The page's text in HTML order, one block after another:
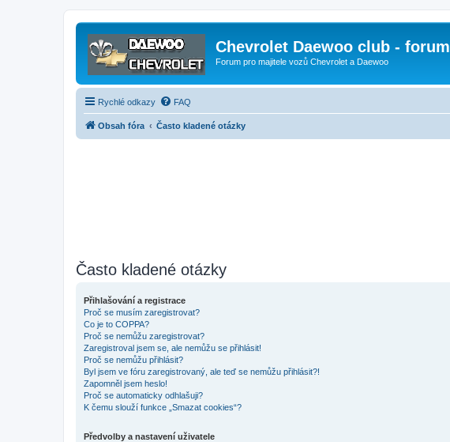
Chevrolet Daewoo club - forum
Forum pro majitele vozů Chevrolet a Daewoo
Rychlé odkazy FAQ
Obsah fóra Často kladené otázky
Často kladené otázky
Přihlašování a registrace
Proč se musím zaregistrovat?
Co je to COPPA?
Proč se nemůžu zaregistrovat?
Zaregistroval jsem se, ale nemůžu se přihlásit!
Proč se nemůžu přihlásit?
Byl jsem ve fóru zaregistrovaný, ale teď se nemůžu přihlásit?!
Zapomněl jsem heslo!
Proč se automaticky odhlašuji?
K čemu slouží funkce „Smazat cookies“?
Předvolby a nastavení uživatele